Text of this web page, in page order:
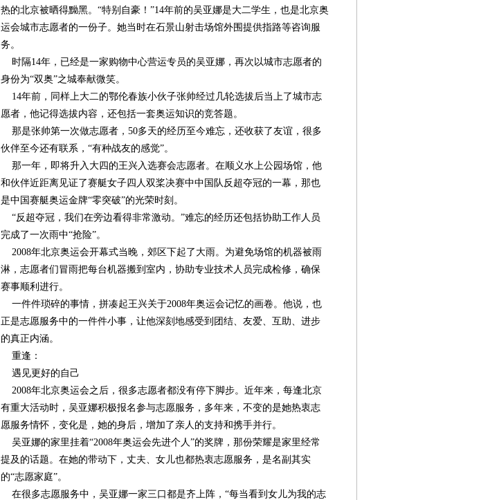
第05版
第06版
第07版
第08版
热的北京被晒得黝黑。“特别自豪！”14年前的吴亚娜是大二学生，也是北京奥
运会城市志愿者的一份子。她当时在石景山射击场馆外围提供指路等咨询服
务。
时隔14年，已经是一家购物中心营运专员的吴亚娜，再次以城市志愿者的
身份为“双奥”之城奉献微笑。
14年前，同样上大二的鄂伦春族小伙子张帅经过几轮选拔后当上了城市志
愿者，他记得选拔内容，还包括一套奥运知识的竞答题。
那是张帅第一次做志愿者，50多天的经历至今难忘，还收获了友谊，很多
伙伴至今还有联系，“有种战友的感觉”。
那一年，即将升入大四的王兴入选赛会志愿者。在顺义水上公园场馆，他
和伙伴近距离见证了赛艇女子四人双桨决赛中中国队反超夺冠的一幕，那也
是中国赛艇奥运金牌“零突破”的光荣时刻。
“反超夺冠，我们在旁边看得非常激动。”难忘的经历还包括协助工作人员
完成了一次雨中“抢险”。
2008年北京奥运会开幕式当晚，郊区下起了大雨。为避免场馆的机器被雨
淋，志愿者们冒雨把每台机器搬到室内，协助专业技术人员完成检修，确保
赛事顺利进行。
一件件琐碎的事情，拼凑起王兴关于2008年奥运会记忆的画卷。他说，也
正是志愿服务中的一件件小事，让他深刻地感受到团结、友爱、互助、进步
的真正内涵。
重逢：
遇见更好的自己
2008年北京奥运会之后，很多志愿者都没有停下脚步。近年来，每逢北京
有重大活动时，吴亚娜积极报名参与志愿服务，多年来，不变的是她热衷志
愿服务情怀，变化是，她的身后，增加了亲人的支持和携手并行。
吴亚娜的家里挂着“2008年奥运会先进个人”的奖牌，那份荣耀是家里经常
提及的话题。在她的带动下，丈夫、女儿也都热衷志愿服务，是名副其实
的“志愿家庭”。
在很多志愿服务中，吴亚娜一家三口都是齐上阵，“每当看到女儿为我的志